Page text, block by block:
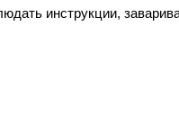
инструкции,